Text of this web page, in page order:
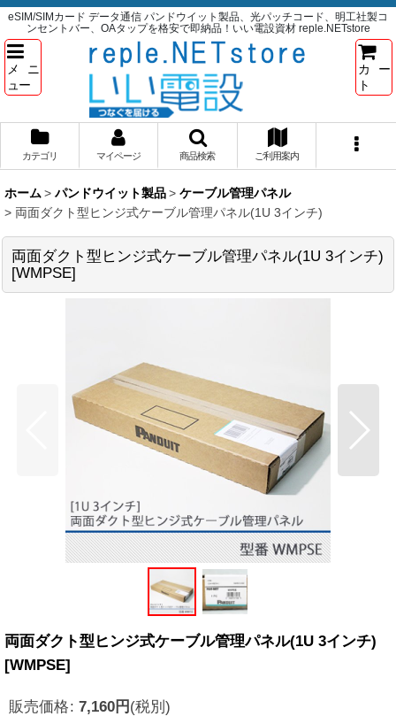
eSIM/SIMカード データ通信 パンドウイット製品、光パッチコード、明工社製コ
ンセントバー、OAタップを格安で即納品！いい電設資材 reple.NETstore
メニ
ュー
カー
ト
カテゴリ マイページ 商品検索 ご利用案内
ホーム > パンドウイット製品> ケーブル管理パネル
> 両面ダクト型ヒンジ式ケーブル管理パネル(1U 3インチ)
両面ダクト型ヒンジ式ケーブル管理パネル(1U 3インチ)
[WMPSE]
両面ダクト型ヒンジ式ケーブル管理パネル(1U 3インチ)
[WMPSE]
販売価格: 7,160円(税別)